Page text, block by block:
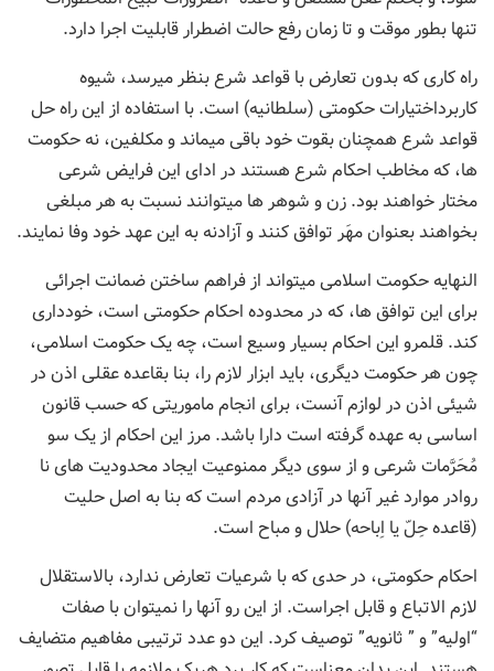
تنها بطور موقت و تا زمان رفع حالت اضطرار قابلیت اجرا دارد.
راه کاری که بدون تعارض با قواعد شرع بنظر میرسد، شیوه
کاربرداختیارات حکومتی (سلطانیه) است. با استفاده از این راه حل
قواعد شرع همچنان بقوت خود باقی میماند و مکلفین، نه حکومت
ها، که مخاطب احکام شرع هستند در ادای این فرایض شرعی
مختار خواهند بود. زن و شوهر ها میتوانند نسبت به هر مبلغی
بخواهند بعنوان مهَر توافق کنند و آزادنه به این عهد خود وفا نمایند.
النهایه حکومت اسلامی میتواند از فراهم ساختن ضمانت اجرائی
برای این توافق ها، که در محدوده احکام حکومتی است، خودداری
کند. قلمرو این احکام بسیار وسیع است، چه یک حکومت اسلامی،
چون هر حکومت دیگری، باید ابزار لازم را، بنا بقاعده عقلی اذن در
شیئی اذن در لوازم آنست، برای انجام ماموریتی که حسب قانون
اساسی به عهده گرفته است دارا باشد. مرز این احکام از یک سو
مُحَرَّمات شرعی و از سوی دیگر ممنوعیت ایجاد محدودیت های نا
روادر موارد غیر آنها در آزادی مردم است که بنا به اصل حلیت
(قاعده حِلّ یا اِباحه) حلال و مباح است.
احکام حکومتی، در حدی که با شرعیات تعارض ندارد، بالاستقلال
لازم الاتباع و قابل اجراست. از این رو آنها را نمیتوان با صفات
“اولیه” و ” ثانویه” توصیف کرد. این دو عدد ترتیبی مفاهیم متضایف